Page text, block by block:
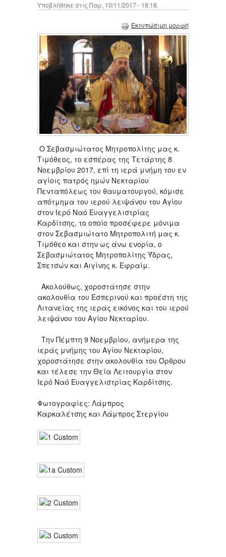
Υποβλήθηκε στις Παρ, 10/11/2017 - 18:18.
Εκτυπώσιμη μορφή
Ο Σεβασμιώτατος Μητροπολίτης μας κ.
Τιμόθεος, το εσπέρας της Τετάρτης 8
Νοεμβρίου 2017, επί τη ιερά μνήμη του εν
αγίοις πατρός ημών Νεκταρίου
Πενταπόλεως του θαυματουργού, κόμισε
απότμημα του ιερού λειψάνου του Αγίου
στον Ιερό Ναό Ευαγγελιστρίας
Καρδίτσης, το οποίο προσέφερε μόνιμα
στον Σεβασμιώτατο Μητροπολιτή μας κ.
Τιμόθεο και στην ως άνω ενορία, ο
Σεβασμιώτατος Μητροπολίτης Ύδρας,
Σπετσών και Αιγίνης κ. Εφραίμ.
Ακολούθως, χοροστάτησε στην
ακολουθία του Εσπερινού και προέστη της
Λιτανείας της ιεράς εικόνος και του ιερού
λειψάνου του Αγίου Νεκταρίου.
Την Πέμπτη 9 Νοεμβρίου, ανήμερα της
ιεράς μνήμης του Αγίου Νεκταρίου,
χοροστάτησε στην ακολουθία του Όρθρου
και τέλεσε την Θεία Λειτουργία στον
Ιερό Ναό Ευαγγελιστρίας Καρδίτσης.
Φωτογραφίες: Λάμπρος
Καρκαλέτσης και Λάμπρος Στεργίου